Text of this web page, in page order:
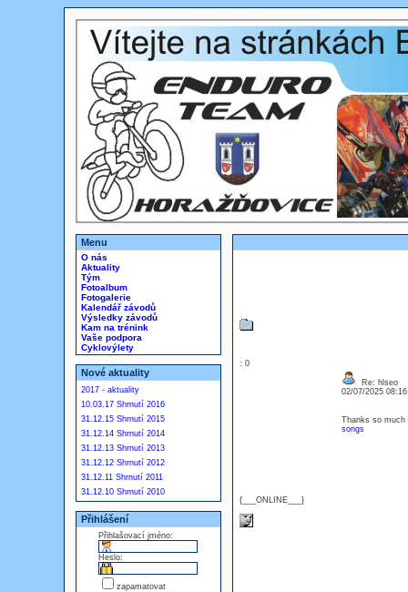
Menu
O nás
Aktuality
Tým
Fotoalbum
Fotogalerie
Kalendář závodů
Výsledky závodů
Kam na trénink
Vaše podpora
Cyklovýlety
Nové aktuality
2017 - aktuality
10.03.17 Shrnutí 2016
31.12.15 Shrnutí 2015
31.12.14 Shrnutí 2014
31.12.13 Shrnutí 2013
31.12.12 Shrnutí 2012
31.12.11 Shrnutí 2011
31.12.10 Shrnutí 2010
Přihlášení
Přihlašovací jméno:
Heslo:
zapamatovat
: 0
{___ONLINE___}
Re: hlseo
02/07/2025
Thanks so
songs